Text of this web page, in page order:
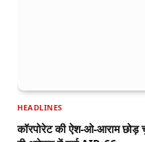
HEADLINES
कॉरपोरेट की ऐश-ओ-आराम